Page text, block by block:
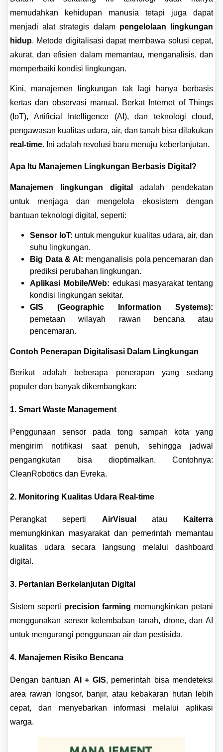
memudahkan kehidupan manusia tetapi juga dapat
menjadi alat strategis dalam pengelolaan lingkungan
hidup. Metode digitalisasi dapat membawa solusi cepat,
akurat, dan efisien dalam memantau, menganalisis, dan
memperbaiki kondisi lingkungan.
Kini, manajemen lingkungan tak lagi hanya berbasis
kertas dan observasi manual. Berkat Internet of Things
(IoT), Artificial Intelligence (AI), dan teknologi cloud,
pengawasan kualitas udara, air, dan tanah bisa dilakukan
real-time. Ini adalah revolusi baru menuju keberlanjutan.
Apa Itu Manajemen Lingkungan Berbasis Digital?
Manajemen lingkungan digital
adalah pendekatan
untuk menjaga dan mengelola ekosistem dengan
bantuan teknologi digital, seperti:
Sensor IoT: untuk mengukur kualitas udara, air, dan
suhu lingkungan.
Big Data & AI: menganalisis pola pencemaran dan
prediksi perubahan lingkungan.
Aplikasi Mobile/Web: edukasi masyarakat tentang
kondisi lingkungan sekitar.
GIS (Geographic Information Systems):
pemetaan wilayah rawan bencana atau
pencemaran.
Contoh Penerapan Digitalisasi Dalam Lingkungan
Berikut adalah beberapa penerapan yang sedang
populer dan banyak dikembangkan:
1. Smart Waste Management
Penggunaan sensor pada tong sampah kota yang
mengirim notifikasi saat penuh, sehingga jadwal
pengangkutan bisa dioptimalkan. Contohnya:
CleanRobotics dan Evreka.
2. Monitoring Kualitas Udara Real-time
Perangkat seperti AirVisual atau
Kaiterra
memungkinkan masyarakat dan pemerintah memantau
kualitas udara secara langsung melalui dashboard
digital.
3. Pertanian Berkelanjutan Digital
Sistem seperti precision farming memungkinkan petani
menggunakan sensor kelembaban tanah, drone, dan AI
untuk mengurangi penggunaan air dan pestisida.
4. Manajemen Risiko Bencana
Dengan bantuan AI + GIS, pemerintah bisa mendeteksi
area rawan longsor, banjir, atau kebakaran hutan lebih
cepat, dan menyebarkan informasi melalui aplikasi
warga.